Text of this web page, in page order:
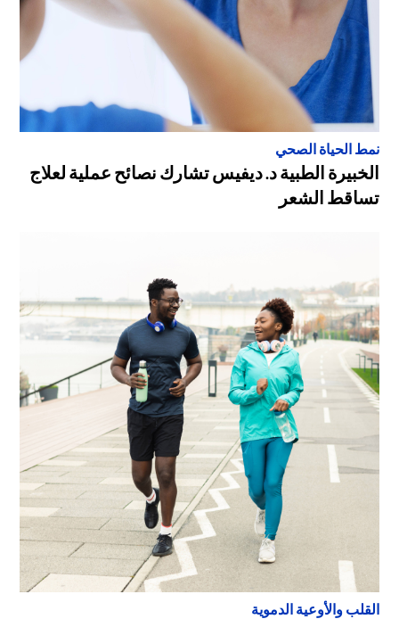
نمط الحياة الصحي
الخبيرة الطبية د. ديفيس تشارك نصائح عملية لعلاج
تساقط الشعر
القلب والأوعية الدموية